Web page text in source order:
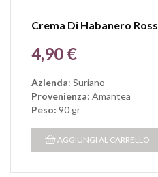
Crema Di Habanero
Prezzo
4,90 €
Azienda: Suriano
Provenienza: Amantea
Peso: 90 gr
AGGIUNGI AL CARRELLO